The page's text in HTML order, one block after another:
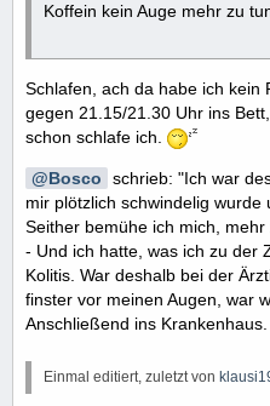
Koffein kein Auge mehr zu
Schlafen, ach da habe ich kein
gegen 21.15/21.30 Uhr ins
schon schlafe ich.
Bosco
schrieb: "Ich war
mir plötzlich schwindelig
Seither bemühe ich mich,
- Und ich hatte, was ich zu der
Kolitis. War deshalb bei der
finster vor meinen Augen, war
Anschließend ins
Einmal editiert, zuletzt von